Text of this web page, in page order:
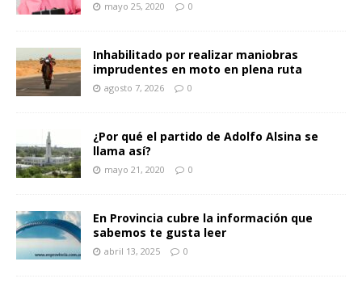
mayo 25, 2020 0
Inhabilitado por realizar maniobras
imprudentes en moto en plena ruta
agosto 7, 2026 0
¿Por qué el partido de Adolfo Alsina se
llama así?
mayo 21, 2020 0
En Provincia cubre la información que
sabemos te gusta leer
abril 13, 2025 0